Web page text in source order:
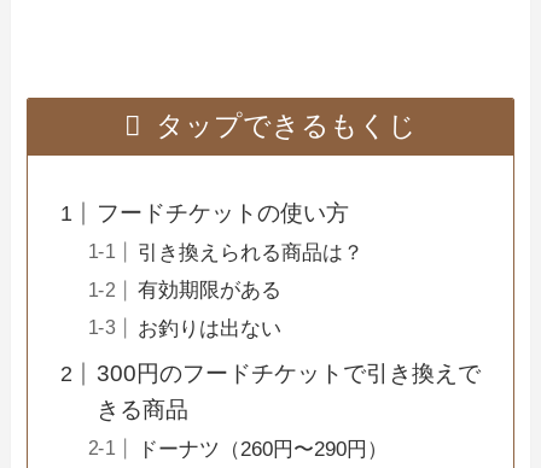
タップできるもくじ
フードチケットの使い方
引き換えられる商品は？
有効期限がある
お釣りは出ない
300円のフードチケットで引き換えで
きる商品
ドーナツ（260円〜290円）